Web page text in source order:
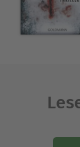
ohne
Strop